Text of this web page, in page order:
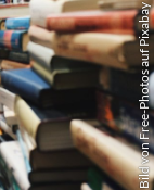
Bild von Free-Photos auf Pixabay